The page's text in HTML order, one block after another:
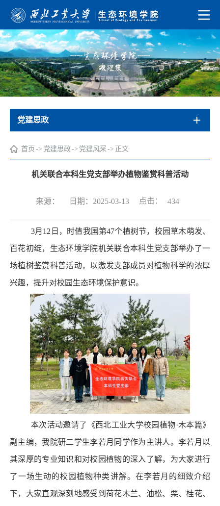
党建思政
首页 -> 党建思政-> 党建风采 -> 正文
机关联合本科生党支部举办植物鉴赏科普活动
来源： 日期：2025-03-13 点击： 434
3月12日，时值我国第47个植树节，校园草木萌发、
百花初绽，生态环境学院机关联合本科生党支部举办了一
场植树鉴赏科普活动，以激发支部成员对植物科学的浓厚
兴趣，提升对校园生态环境保护意识。
本次活动邀请了《西北工业大学校园植物·木本篇》
副主编，我院研二学生李若月同学作为主讲人。李若月以
其深厚的专业知识和对校园植物的深入了解，为大家进行
了一场生动的校园植物种类讲解。在李若月的细致介绍
下，大家直观深刻地感受到荷花木兰、油松、栗、桂花、